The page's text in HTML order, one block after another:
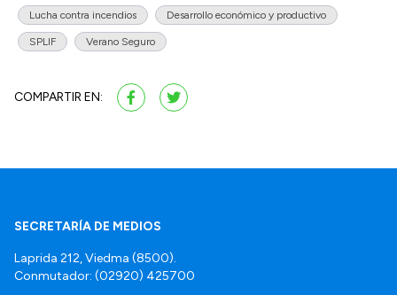
Lucha contra incendios Desarrollo económico y productivo
SPLIF Verano Seguro
COMPARTIR EN:
SECRETARÍA DE MEDIOS
Laprida 212, Viedma (8500).
Conmutador: (02920) 425700